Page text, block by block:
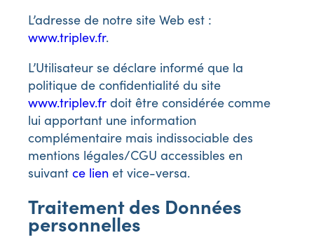
L’adresse de notre site Web est :
www.triplev.fr.
L’Utilisateur se déclare informé que la
politique de confidentialité du site
www.triplev.fr doit être considérée comme
lui apportant une information
complémentaire mais indissociable des
mentions légales/CGU accessibles en
suivant ce lien et vice-versa.
Traitement des Données
personnelles